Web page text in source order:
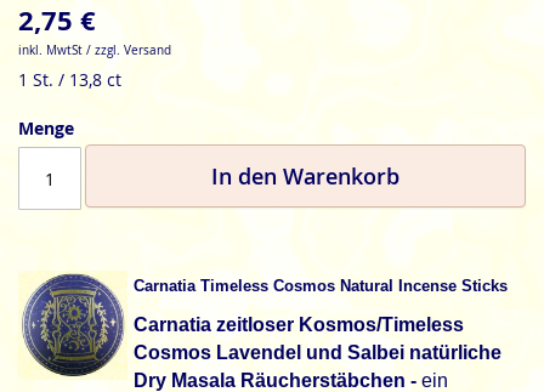
2,75 €
inkl. MwtSt / zzgl. Versand
1 St. / 13,8 ct
Menge
In den Warenkorb
Carnatia Timeless Cosmos Natural Incense Sticks
Carnatia zeitloser Kosmos/Timeless
Cosmos Lavendel und Salbei natürliche
Dry Masala Räucherstäbchen - ein